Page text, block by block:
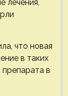
лечения,
что новая
в таких
в